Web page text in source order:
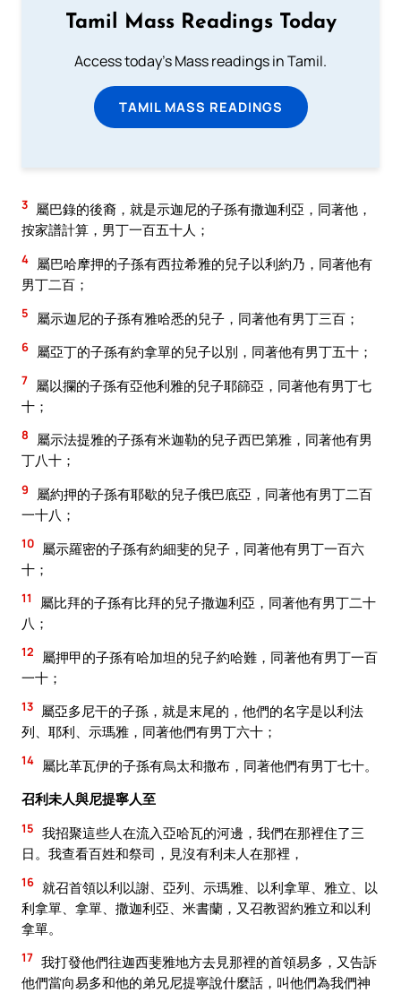
Tamil Mass Readings Today
Access today's Mass readings in Tamil.
TAMIL MASS READINGS
3 屬巴錄的後裔，就是示迦尼的子孫有撒迦利亞，同著他，
按家譜計算，男丁一百五十人；
4 屬巴哈摩押的子孫有西拉希雅的兒子以利約乃，同著他有
男丁二百；
5 屬示迦尼的子孫有雅哈悉的兒子，同著他有男丁三百；
6 屬亞丁的子孫有約拿單的兒子以別，同著他有男丁五十；
7
屬以攔的子孫有亞他利雅的兒子耶篩亞，同著他有男丁七
十；
8
屬示法提雅的子孫有米迦勒的兒子西巴第雅，同著他有男
丁八十；
9
屬約押的子孫有耶歇的兒子俄巴底亞，同著他有男丁二百
一十八；
10
屬示羅密的子孫有約細斐的兒子，同著他有男丁一百六
十；
11
屬比拜的子孫有比拜的兒子撒迦利亞，同著他有男丁二十
八；
12
屬押甲的子孫有哈加坦的兒子約哈難，同著他有男丁一百
一十；
13 屬亞多尼干的子孫，就是末尾的，他們的名字是以利法
列、耶利、示瑪雅，同著他們有男丁六十；
14
屬比革瓦伊的子孫有烏太和撒布，同著他們有男丁七十。
召利未人與尼提寧人至
15 我招聚這些人在流入亞哈瓦的河邊，我們在那裡住了三
日。我查看百姓和祭司，見沒有利未人在那裡，
16 就召首領以利以謝、亞列、示瑪雅、以利拿單、雅立、以
利拿單、拿單、撒迦利亞、米書蘭，又召教習約雅立和以利
拿單。
17 我打發他們往迦西斐雅地方去見那裡的首領易多，又告訴
他們當向易多和他的弟兄尼提寧說什麼話，叫他們為我們神